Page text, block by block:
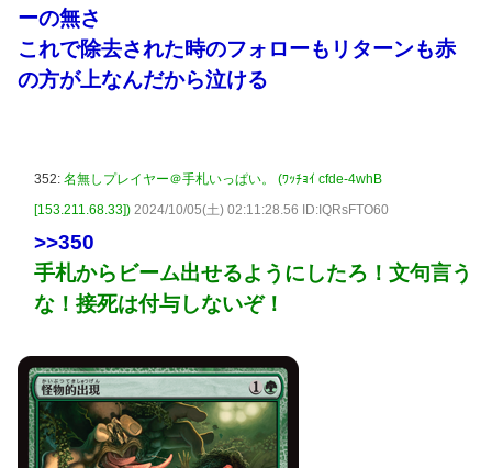
ーの無さ
これで除去された時のフォローもリターンも赤
の方が上なんだから泣ける
352: 名無しプレイヤー＠手札いっぱい。 (ﾜｯﾁｮｲ cfde-4whB
[153.211.68.33]) 2024/10/05(土) 02:11:28.56 ID:IQRsFTO60
>>350
手札からビーム出せるようにしたろ！文句言う
な！接死は付与しないぞ！